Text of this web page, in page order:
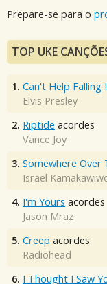
Prepare-se para o
TOP UKE
1. Can't Help Falling
Elvis Presley
2. Riptide acordes
Vance Joy
3. Somewhere Over
Israel
4. I'm Yours acordes
Jason Mraz
5. Creep acordes
Radiohead
6. I Thought I Saw